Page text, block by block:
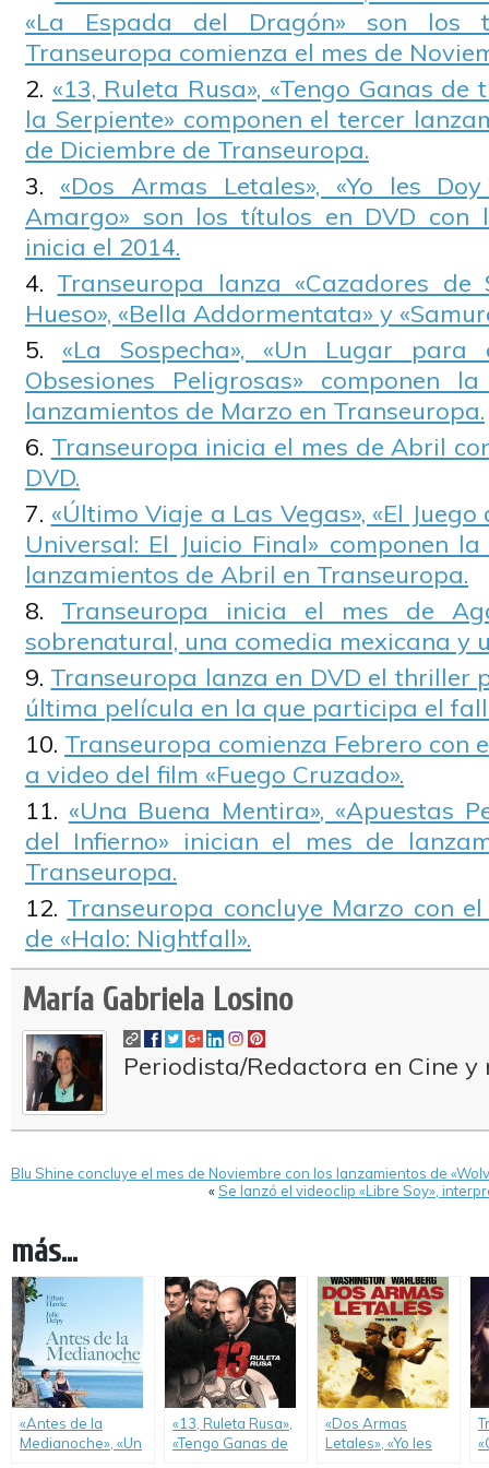
«La Espada del Dragón» son los
Transeuropa comienza el mes de
«13, Ruleta Rusa», «Tengo Ganas
la Serpiente» componen el tercer
de Diciembre de Transeuropa.
«Dos Armas Letales», «Yo les
Amargo» son los títulos en DVD con
inicia el 2014.
Transeuropa lanza «Cazadores de
Hueso», «Bella Addormentata» y
«La Sospecha», «Un Lugar para
Obsesiones Peligrosas» componen
lanzamientos de Marzo en Transeuropa.
Transeuropa inicia el mes de Abril
DVD.
«Último Viaje a Las Vegas», «El
Universal: El Juicio Final» componen
lanzamientos de Abril en Transeuropa.
Transeuropa inicia el mes de
sobrenatural, una comedia mexicana y
Transeuropa lanza en DVD el thriller
última película en la que participa el
Transeuropa comienza Febrero con
a video del film «Fuego Cruzado».
«Una Buena Mentira», «Apuestas
del Infierno» inician el mes de
Transeuropa.
Transeuropa concluye Marzo con
de «Halo: Nightfall».
María Gabriela Losino
Periodista/Redactora en Cine y
Blu Shine concluye el mes de Noviembre con los lanzamientos de
«Se lanzó el videoclip «Libre Soy»,
más...
«Antes de la
Medianoche», «Un
«13, Ruleta Rusa»,
«Tengo Ganas de
«Dos Armas
Letales», «Yo les